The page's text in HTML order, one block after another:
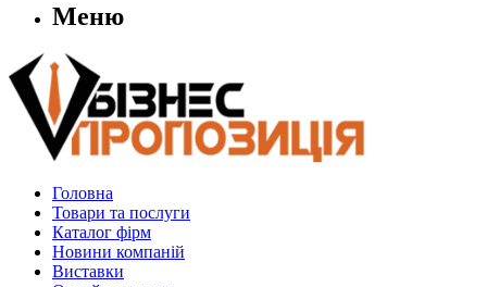
Меню
Головна
Товари та послуги
Каталог фірм
Новини компаній
Виставки